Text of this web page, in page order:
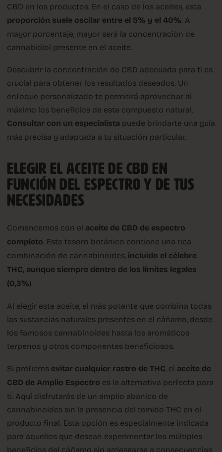
CBD en los productos. En el caso de los aceites, esta
proporción suele oscilar entre el 5% y el 40%. A
mayor porcentaje, mayor será la concentración de
cannabidiol presente en el aceite.
Descubrir la concentración de CBD adecuada para ti es
crucial para obtener los resultados deseados. Un
enfoque personalizado te permitirá aprovechar al
máximo los beneficios de este compuesto natural.
Consultar con un especialista puede brindarte una guía
más precisa y adaptada a tu situación particular.
ELEGIR EL ACEITE DE CBD EN
FUNCIÓN DEL ESPECTRO Y DE TUS
NECESIDADES
Comencemos con el aceite de CBD de espectro
completo. Este tesoro botánico contiene una rica
combinación de cannabinoides, incluido el célebre
THC, aunque siempre dentro de los límites legales
(0,3%).
Al elegir este aceite, el más potente que combina todas
las sustancias naturales presentes en el cáñamo, desde
los famosos cannabinoides hasta los aromáticos
terpenos y otros componentes beneficiosos.
Si prefieres evitar cualquier rastro de THC, el aceite de
CBD de Amplio Espectro es la alternativa perfecta para
ti. Aquí disfrutarás de un amplio abanico de
cannabinoides sin la presencia del temido THC en el
producto final. Esta opción es especialmente indicada
para aquellos que desean experimentar los múltiples
beneficios del cáñamo sin arriesgarse a consecuencias